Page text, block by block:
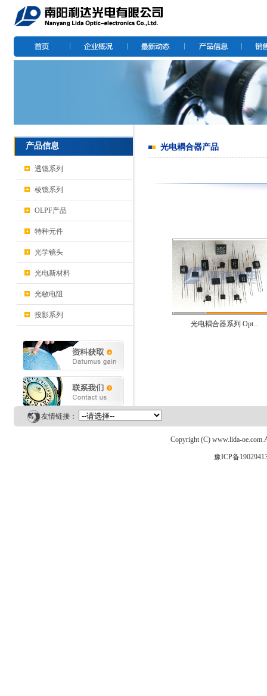
产品信息
透镜系列
棱镜系列
OLPF产品
特种元件
光学镜头
光电新材料
光敏电阻
投影系列
光电耦合器产品
光电耦合器系列 Opt...
友情链接：
Copyright (C) www.lida-
豫ICP备